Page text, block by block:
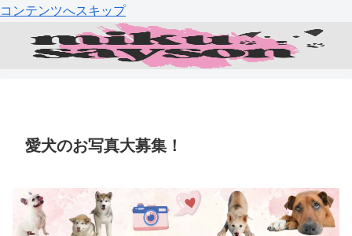
コンテンツへスキップ
愛犬のお写真大募集！